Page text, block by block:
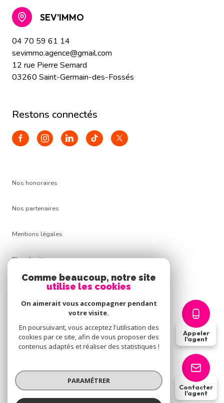
Appeler
l'agent
Contacter
l'agent
SEV'IMMO
04 70 59 61 14
sevimmo.agence@gmail.com
12 rue Pierre Semard
03260 Saint-Germain-des-Fossés
restons connectés
Nos honoraires
Nos partenaires
Mentions légales
Plan du site
Cookies
© 2026 | Tous droits réservés
Comme beaucoup, notre site
utilise les cookies
On aimerait vous accompagner pendant
votre visite.
En poursuivant, vous acceptez l'utilisation des
cookies par ce site, afin de vous proposer des
contenus adaptés et réaliser des statistiques !
PARAMÉTRER